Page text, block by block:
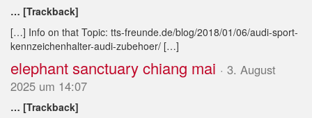
… [Trackback]
[…] Info on that Topic: tts-freunde.de/blog/2018/01/06/audi-sport-
kennzeichenhalter-audi-zubehoer/ […]
elephant sanctuary chiang mai · 3. August
2025 um 14:07
… [Trackback]